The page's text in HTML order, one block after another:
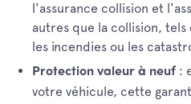
l'assurance collision et
autres que la collision, tels
les incendies ou les
Protection valeur à neuf :
votre véhicule, cette